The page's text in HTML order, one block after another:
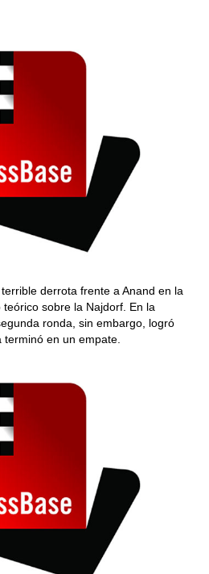
derrota frente a Anand en la
sobre la Najdorf. En la
ronda, sin embargo, logró
en un empate.